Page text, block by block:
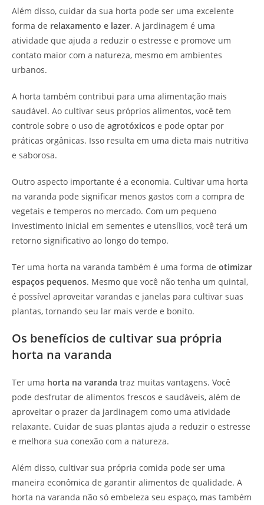
Além disso, cuidar da sua horta pode ser uma excelente
forma de relaxamento e lazer. A jardinagem é uma
atividade que ajuda a reduzir o estresse e promove um
contato maior com a natureza, mesmo em ambientes
urbanos.
A horta também contribui para uma alimentação mais
saudável. Ao cultivar seus próprios alimentos, você tem
controle sobre o uso de agrotóxicos e pode optar por
práticas orgânicas. Isso resulta em uma dieta mais nutritiva
e saborosa.
Outro aspecto importante é a economia. Cultivar uma horta
na varanda pode significar menos gastos com a compra de
vegetais e temperos no mercado. Com um pequeno
investimento inicial em sementes e utensílios, você terá um
retorno significativo ao longo do tempo.
Ter uma horta na varanda também é uma forma de otimizar
espaços pequenos. Mesmo que você não tenha um quintal,
é possível aproveitar varandas e janelas para cultivar suas
plantas, tornando seu lar mais verde e bonito.
Os benefícios de cultivar sua própria
horta na varanda
Ter uma horta na varanda traz muitas vantagens. Você
pode desfrutar de alimentos frescos e saudáveis, além de
aproveitar o prazer da jardinagem como uma atividade
relaxante. Cuidar de suas plantas ajuda a reduzir o estresse
e melhora sua conexão com a natureza.
Além disso, cultivar sua própria comida pode ser uma
maneira econômica de garantir alimentos de qualidade. A
horta na varanda não só embeleza seu espaço, mas também